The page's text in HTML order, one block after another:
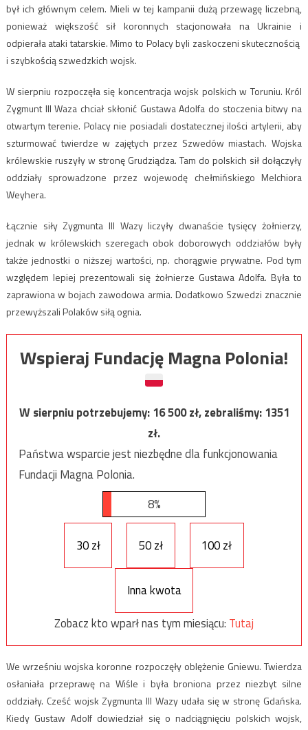
był ich głównym celem. Mieli w tej kampanii dużą przewagę liczebną,
ponieważ większość sił koronnych stacjonowała na Ukrainie i
odpierała ataki tatarskie. Mimo to Polacy byli zaskoczeni skutecznością
i szybkością szwedzkich wojsk.
W sierpniu rozpoczęła się koncentracja wojsk polskich w Toruniu. Król
Zygmunt III Waza chciał skłonić Gustawa Adolfa do stoczenia bitwy na
otwartym terenie. Polacy nie posiadali dostatecznej ilości artylerii, aby
szturmować twierdze w zajętych przez Szwedów miastach. Wojska
królewskie ruszyły w stronę Grudziądza. Tam do polskich sił dołączyły
oddziały sprowadzone przez wojewodę chełmińskiego Melchiora
Weyhera.
Łącznie siły Zygmunta III Wazy liczyły dwanaście tysięcy żołnierzy,
jednak w królewskich szeregach obok doborowych oddziałów były
także jednostki o niższej wartości, np. chorągwie prywatne. Pod tym
względem lepiej prezentowali się żołnierze Gustawa Adolfa. Była to
zaprawiona w bojach zawodowa armia. Dodatkowo Szwedzi znacznie
przewyższali Polaków siłą ognia.
Wspieraj Fundację Magna Polonia!
W sierpniu potrzebujemy:16 500zł, zebraliśmy:1351
zł.
Państwa wsparcie jest niezbędne dla funkcjonowania
Fundacji Magna Polonia.
8%
30 zł 50 zł 100 zł
Inna kwota
Zobacz kto wparł nas tym miesiącu: Tutaj
We wrześniu wojska koronne rozpoczęły oblężenie Gniewu. Twierdza
osłaniała przeprawę na Wiśle i była broniona przez niezbyt silne
oddziały. Cześć wojsk Zygmunta III Wazy udała się w stronę Gdańska.
Kiedy Gustaw Adolf dowiedział się o nadciągnięciu polskich wojsk,